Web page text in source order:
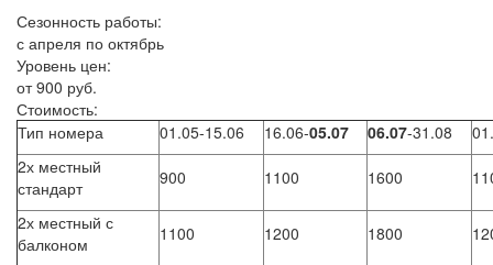
Сезонность работы:
с апреля по октябрь
Уровень цен:
от 900 руб.
Стоимость:
Тип номера
01.05-15.06 16.06-05.07 06.07-31.08
2х местный
стандарт
900 1100 1600
2х местный с
балконом
1100 1200 1800